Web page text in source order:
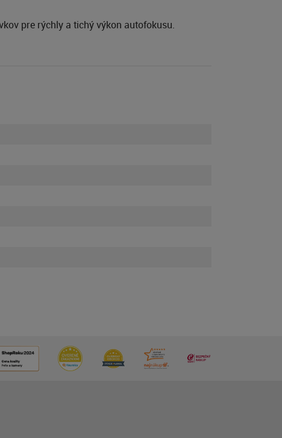
pre rýchly a tichý výkon autofokusu.